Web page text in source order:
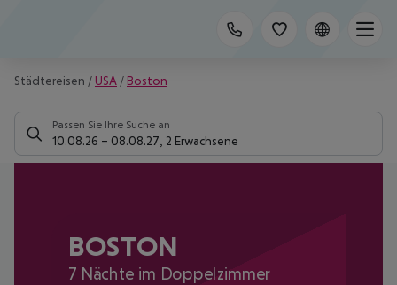
Städtereisen /USA / Boston
Passen Sie Ihre Suche an
10.08.26 – 08.08.27 2 Erwachsene
BOSTON
7 Nächte im Doppelzimmer